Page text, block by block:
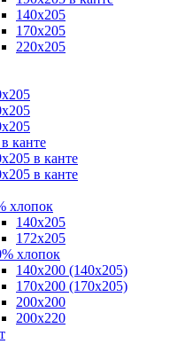
140х205
170х205
220х205
канте
в канте
в канте
хлопок
140x205
172х205
хлопок
140x200 (140х205)
170x200 (170х205)
200х200
200х220